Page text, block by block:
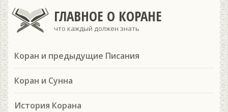
ГЛАВНОЕ О КОРАНЕ
что каждый должен знать
Коран и предыдущие Писания
Коран и Сунна
История Корана